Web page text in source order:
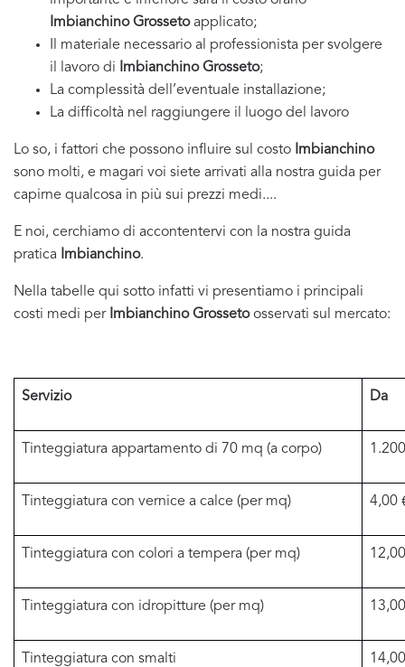
Imbianchino Grossetoapplicato;
Il materiale necessario al professionista per svolgere
il lavoro di
Imbianchino Grosseto;
La complessità dell’eventuale installazione;
La difficoltà nel raggiungere il luogo del lavoro
Lo so, i fattori che possono influire sul costo Imbianchino
sono molti, e magari voi siete arrivati alla nostra guida per
capirne qualcosa in più sui prezzi medi....
E noi, cerchiamo di accontentervi con la nostra guida
pratica
Imbianchino.
Nella tabelle qui sotto infatti vi presentiamo i principali
costi medi per Imbianchino Grossetoosservati sul mercato:
Servizio Da
Tinteggiatura appartamento di 70 mq (a corpo)
Tinteggiatura con vernice a calce (per mq) 4,00
Tinteggiatura con colori a tempera (per mq)
Tinteggiatura con idropitture (per mq)
Tinteggiatura con smalti